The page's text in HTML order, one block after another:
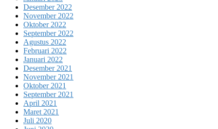
Desember 2022
November 2022
Oktober 2022
September 2022
Agustus 2022
Februari 2022
Januari 2022
Desember 2021
November 2021
Oktober 2021
September 2021
April 2021
Maret 2021
Juli 2020